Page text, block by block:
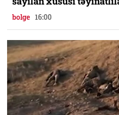
bolge 16:00